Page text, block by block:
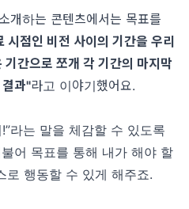
개하는 콘텐츠에서는 목표를
시점인 비전 사이의 기간을 우리
간으로 쪼개 각 기간의 마지막
과"라고 이야기했어요.
라는 말을 체감할 수 있도록
어 목표를 통해 내가 해야 할
로 행동할 수 있게 해주죠.